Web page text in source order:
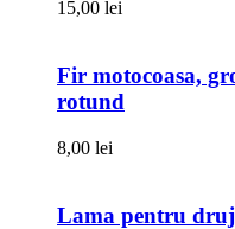
15,00 lei
Fir motocoasa,
rotund
8,00 lei
Lama pentru